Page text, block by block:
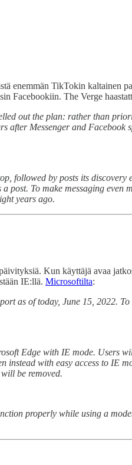
enemmän TikTokin kaltainen
Facebookiin. The Verge
out the plan: rather than
after Messenger and
followed by posts its discovery
post. To make messaging even
years ago.
Kun käyttäjä avaa
IE:llä. Microsoftilta:
as of today, June 15, 2022.
Edge with IE mode. Users
instead with easy access to IE
be removed.
properly while using a